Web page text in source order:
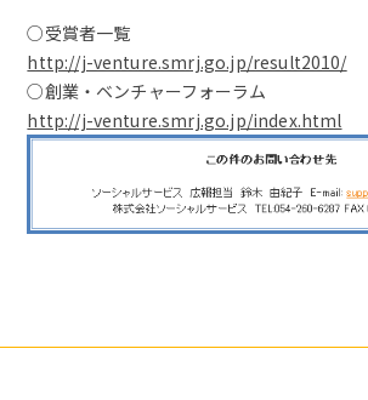
○受賞者一覧
http://j-venture.smrj.go.jp/result2010/
○創業・ベンチャーフォーラム
http://j-venture.smrj.go.jp/index.html